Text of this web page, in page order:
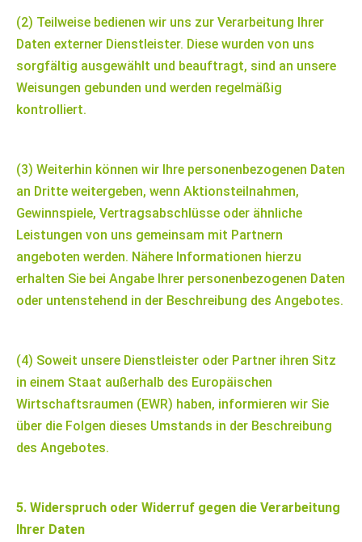
(2) Teilweise bedienen wir uns zur Verarbeitung Ihrer
Daten externer Dienstleister. Diese wurden von uns
sorgfältig ausgewählt und beauftragt, sind an unsere
Weisungen gebunden und werden regelmäßig
kontrolliert.
(3) Weiterhin können wir Ihre personenbezogenen Daten
an Dritte weitergeben, wenn Aktionsteilnahmen,
Gewinnspiele, Vertragsabschlüsse oder ähnliche
Leistungen von uns gemeinsam mit Partnern
angeboten werden. Nähere Informationen hierzu
erhalten Sie bei Angabe Ihrer personenbezogenen Daten
oder untenstehend in der Beschreibung des Angebotes.
(4) Soweit unsere Dienstleister oder Partner ihren Sitz
in einem Staat außerhalb des Europäischen
Wirtschaftsraumen (EWR) haben, informieren wir Sie
über die Folgen dieses Umstands in der Beschreibung
des Angebotes.
5. Widerspruch oder Widerruf gegen die Verarbeitung
Ihrer Daten